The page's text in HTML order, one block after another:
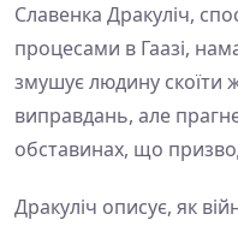
Славенка Дракуліч,
процесами в Гаазі,
змушує людину скоїти
виправдань, але
обставинах, що
Дракуліч описує, як